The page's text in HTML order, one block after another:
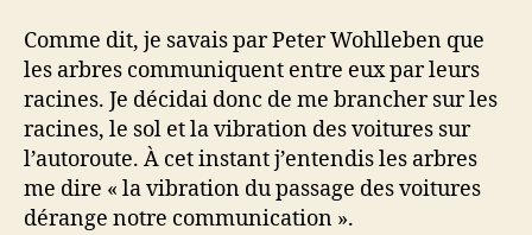
Comme dit, je savais par Peter Wohlleben que
les arbres communiquent entre eux par leurs
racines. Je décidai donc de me brancher sur les
racines, le sol et la vibration des voitures sur
l’autoroute. À cet instant j’entendis les arbres
me dire « la vibration du passage des voitures
dérange notre communication ».